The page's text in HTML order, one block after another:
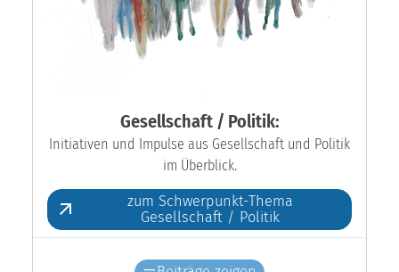
Gesellschaft / Politik:
Initiativen und Impulse aus Gesellschaft und Politik
im Überblick.
zum Schwerpunkt-Thema
Gesellschaft / Politik